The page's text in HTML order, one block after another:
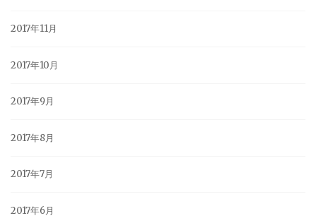
2017年11月
2017年10月
2017年9月
2017年8月
2017年7月
2017年6月